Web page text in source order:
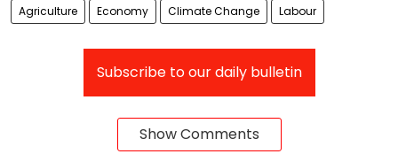
Agriculture Economy Climate Change Labour
Subscribe to our daily bulletin
Show Comments